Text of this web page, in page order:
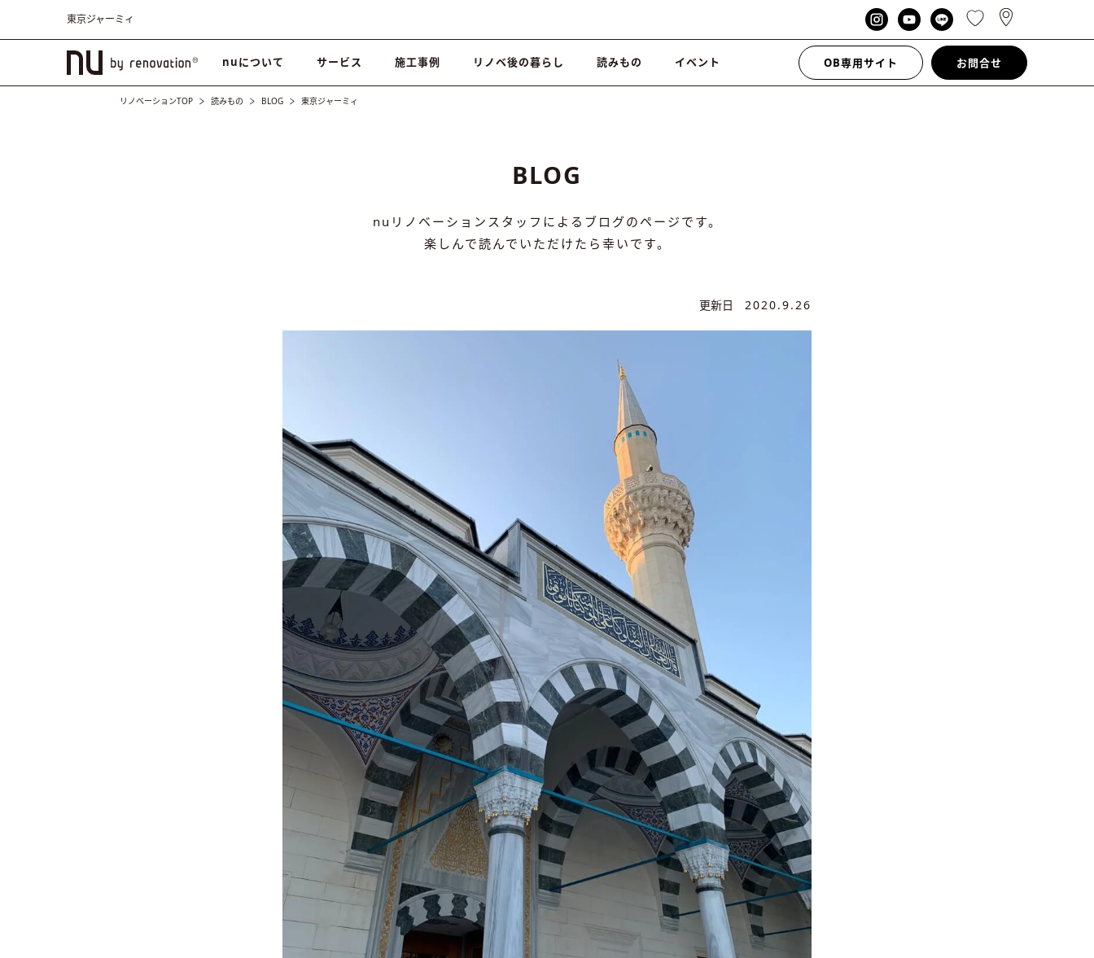
東京ジャーミィ
nuについて サービス 施工事例 リノベ後の暮らし 読みもの イベント OB専用サイト お問合せ
リノベーションTOP 読みもの BLOG 東京ジャーミィ
BLOG
nuリノベーションスタッフによるブログのページです。
楽しんで読んでいただけたら幸いです。
更新日 2020.9.26